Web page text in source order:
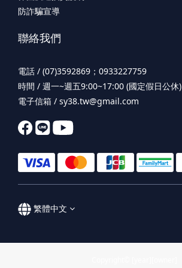
防詐騙宣導
聯絡我們
電話 / (07)3592869；0933227759
時間 / 週一~週五9:00~17:00 (國定假日公休)
電子信箱 / sy38.tw@gmail.com
繁體中文